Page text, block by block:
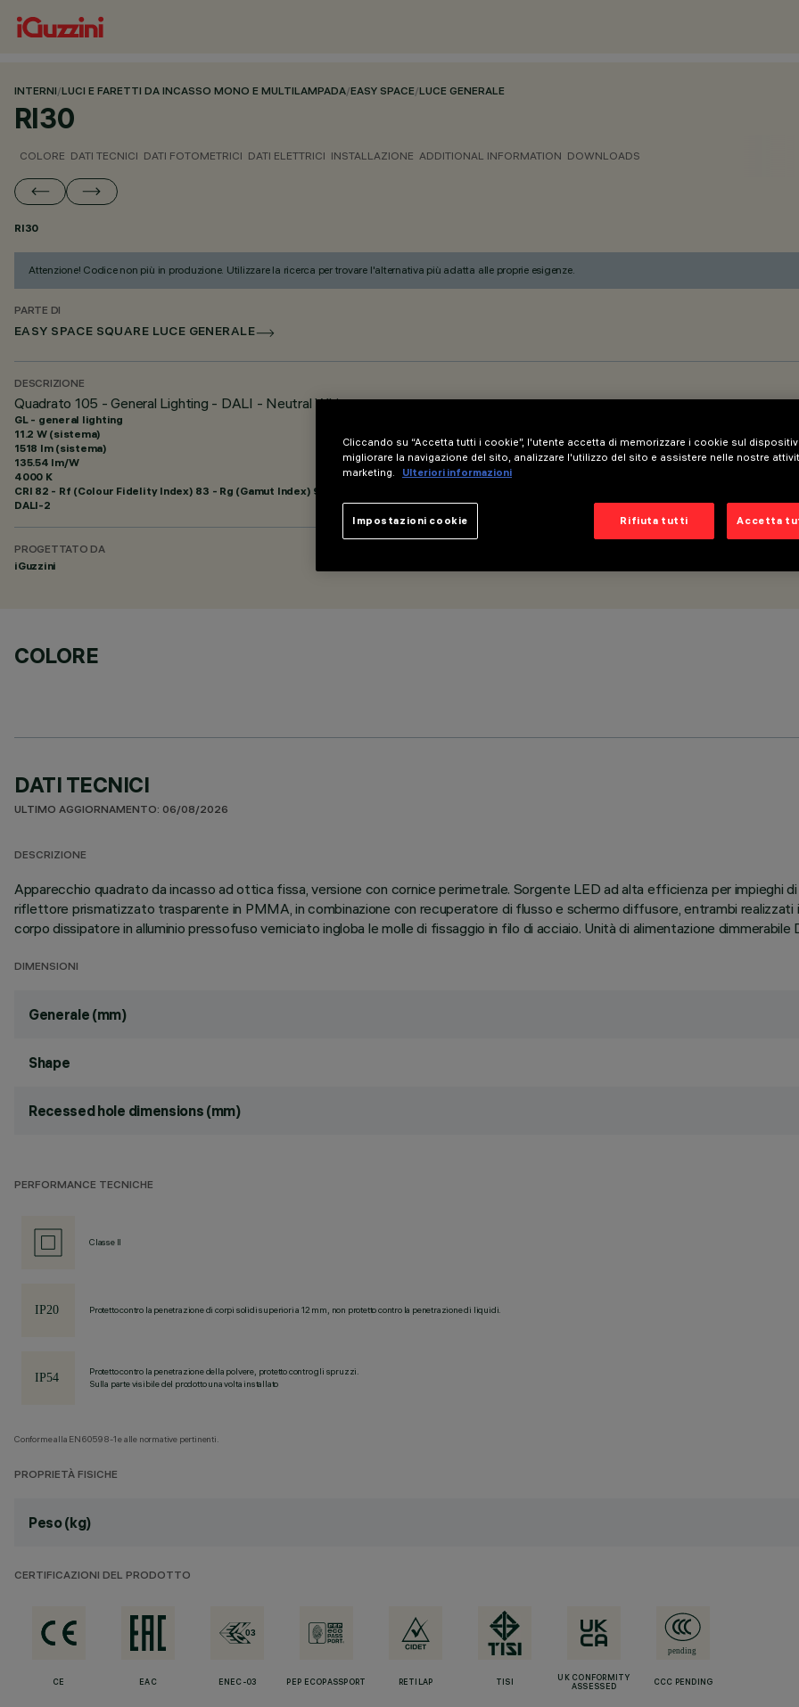
INTERNI/LUCI E FARETTI DA INCASSO MONO E MULTILAMPADA/EASY SPACE/LUCE GENERALE
RI30
COLORE DATI TECNICI DATI FOTOMETRICI DATI ELETTRICI INSTALLAZIONE ADDITIONAL INFORMATION DOWNLOADS
RI30
Attenzione! Codice non più in produzione. Utilizzare la ricerca per trovare l'alternativa più adatta alle proprie esigenze.
PARTE DI
EASY SPACE SQUARE LUCE GENERALE
DESCRIZIONE
Quadrato 105 - General Lighting - DALI - Neutral White
GL - general lighting
11.2 W (sistema)
1518 lm (sistema)
135.54 lm/W
4000 K
CRI 82 - Rf (Colour Fidelity Index) 83 - Rg (Gamut Index) 94
DALI-2
PROGETTATO DA
iGuzzini
COLORE
DATI TECNICI
ULTIMO AGGIORNAMENTO: 06/08/2026
DESCRIZIONE
Apparecchio quadrato da incasso ad ottica fissa, versione con cornice perimetrale. Sorgente LED ad alta efficienza per impieghi
riflettore prismatizzato trasparente in PMMA, in combinazione con recuperatore di flusso e schermo diffusore, entrambi
corpo dissipatore in alluminio pressofuso verniciato ingloba le molle di fissaggio in filo di acciaio. Unità di alimentazione dimmerabile
DIMENSIONI
Generale (mm)
Shape
Recessed hole dimensions (mm)
PERFORMANCE TECNICHE
Classe II
Protetto contro la penetrazione di corpi solidi superiori a 12 mm, non protetto contro la penetrazione di liquidi.
Protetto contro la penetrazione della polvere, protetto contro gli spruzzi.
Sulla parte visibile del prodotto una volta installato
Conforme alla EN60598-1 e alle normative pertinenti.
PROPRIETÀ FISICHE
Peso (kg)
CERTIFICAZIONI DEL PRODOTTO
CE EAC ENEC-03 PEP ECOPASSPORT RETILAP TISI
UK CONFORMITY
ASSESSED
CCC PENDING
Cliccando su “Accetta tutti i cookie”, l'utente accetta di memorizzare i cookie sul
migliorare la navigazione del sito, analizzare l'utilizzo del sito e assistere nelle nostre
marketing.
Ulteriori informazioni
Rifiuta tutti Accetta
Impostazioni cookie